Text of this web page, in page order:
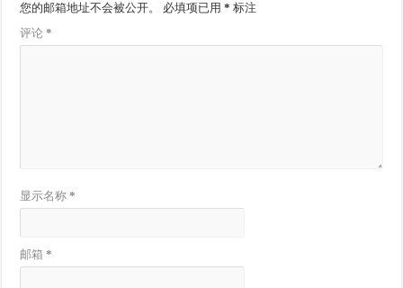
您的邮箱地址不会被公开。 必填项已用* 标注
评论*
显示名称*
邮箱*